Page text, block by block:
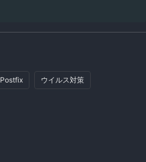
Postfix ウイルス対策